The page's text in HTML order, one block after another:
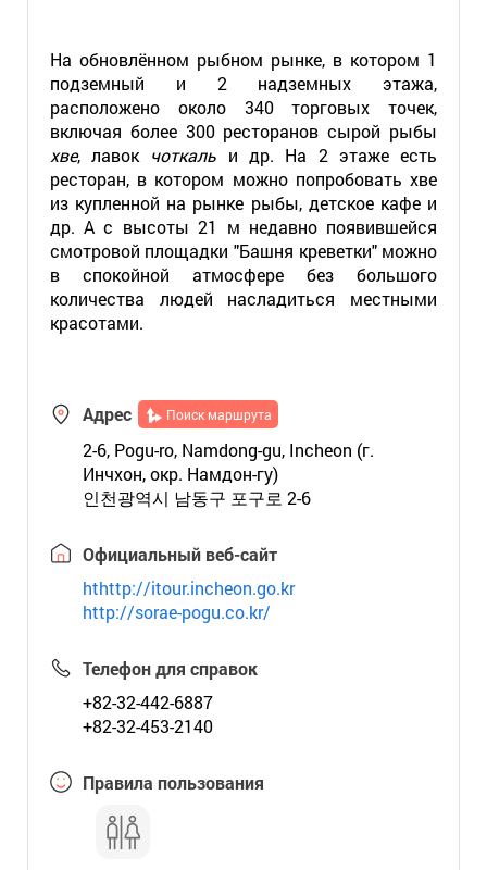
На обновлённом рыбном рынке, в котором 1
подземный и 2 надземных этажа,
расположено около 340 торговых точек,
включая более 300 ресторанов сырой рыбы
хве, лавок чоткаль и др. На 2 этаже есть
ресторан, в котором можно попробовать хве
из купленной на рынке рыбы, детское кафе и
др. А с высоты 21 м недавно появившейся
смотровой площадки "Башня креветки" можно
в спокойной атмосфере без большого
количества людей насладиться местными
красотами.
Адрес Поиск маршрута
2-6, Pogu-ro, Namdong-gu, Incheon (г.
Инчхон, окр. Намдон-гу)
인천광역시 남동구 포구로 2-6
Официальный веб-сайт
hthttp://itour.incheon.go.kr
http://sorae-pogu.co.kr/
Телефон для справок
+82-32-442-6887
+82-32-453-2140
Правила пользования